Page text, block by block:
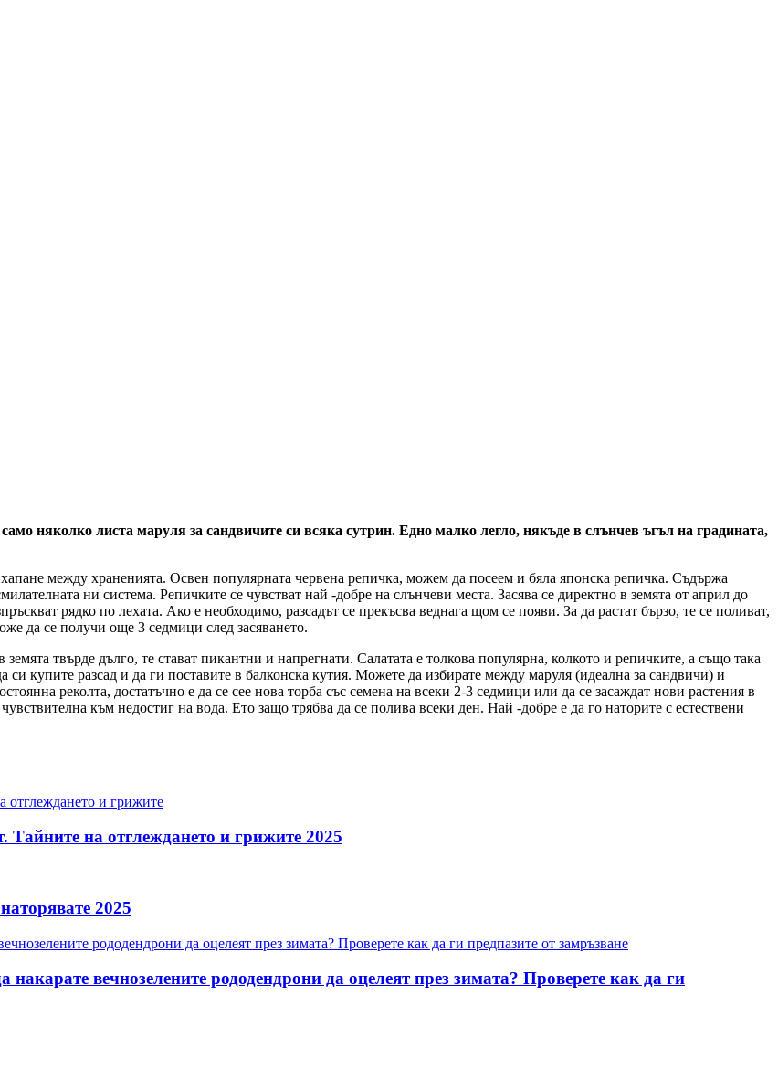
няколко листа маруля за сандвичите си всяка сутрин. Едно малко легло, някъде в слънчев ъгъл на градината,
между храненията. Освен популярната червена репичка, можем да посеем и бяла японска репичка. Съдържа
ни система. Репичките се чувстват най -добре на слънчеви места. Засява се директно в земята от април до
рядко по лехата. Ако е необходимо, разсадът се прекъсва веднага щом се появи. За да растат бързо, те се поливат,
да се получи още 3 седмици след засяването.
твърде дълго, те стават пикантни и напрегнати. Салатата е толкова популярна, колкото и репичките, а също така
си купите разсад и да ги поставите в балконска кутия. Можете да избирате между маруля (идеална за сандвичи) и
реколта, достатъчно е да се сее нова торба със семена на всеки 2-3 седмици или да се засаждат нови растения в
към недостиг на вода. Ето защо трябва да се полива всеки ден. Най -добре е да го наторите с естествени
Тайните на отглеждането и грижите 2025
2025
вечнозелените рододендрони да оцелеят през зимата? Проверете как да ги